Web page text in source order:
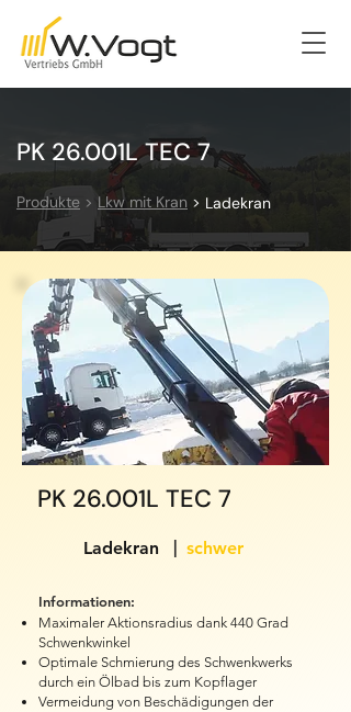
PK 26.001L TEC 7
Produkte > Lkw mit Kran > Ladekran
PK 26.001L TEC 7
Ladekran schwer
|
Informationen:
Maximaler Aktionsradius dank 440 Grad
Schwenkwinkel
Optimale Schmierung des Schwenkwerks
durch ein Ölbad bis zum Kopflager
Vermeidung von Beschädigungen der